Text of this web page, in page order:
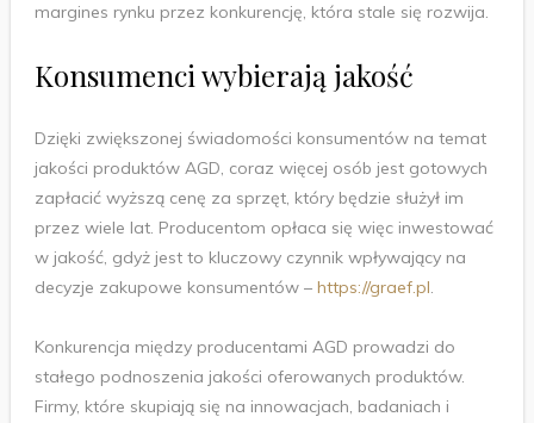
margines rynku przez konkurencję, która stale się rozwija.
Konsumenci wybierają jakość
Dzięki zwiększonej świadomości konsumentów na temat
jakości produktów AGD, coraz więcej osób jest gotowych
zapłacić wyższą cenę za sprzęt, który będzie służył im
przez wiele lat. Producentom opłaca się więc inwestować
w jakość, gdyż jest to kluczowy czynnik wpływający na
decyzje zakupowe konsumentów – https://graef.pl.
Konkurencja między producentami AGD prowadzi do
stałego podnoszenia jakości oferowanych produktów.
Firmy, które skupiają się na innowacjach, badaniach i